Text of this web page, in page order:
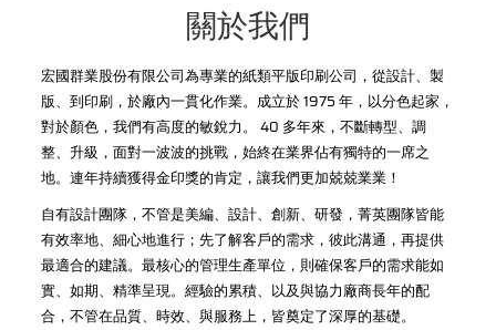
關於我們
宏國群業股份有限公司為專業的紙類平版印刷公司，從設計、製
版、到印刷，於廠內一貫化作業。成立於 1975 年，以分色起家，
對於顏色，我們有高度的敏銳力。 40 多年來，不斷轉型、調
整、升級，面對一波波的挑戰，始終在業界佔有獨特的一席之
地。連年持續獲得金印獎的肯定，讓我們更加兢兢業業！
自有設計團隊，不管是美編、設計、創新、研發，菁英團隊皆能
有效率地、細心地進行；先了解客戶的需求，彼此溝通，再提供
最適合的建議。最核心的管理生產單位，則確保客戶的需求能如
實、如期、精準呈現。經驗的累積、以及與協力廠商長年的配
合，不管在品質、時效、與服務上，皆奠定了深厚的基礎。